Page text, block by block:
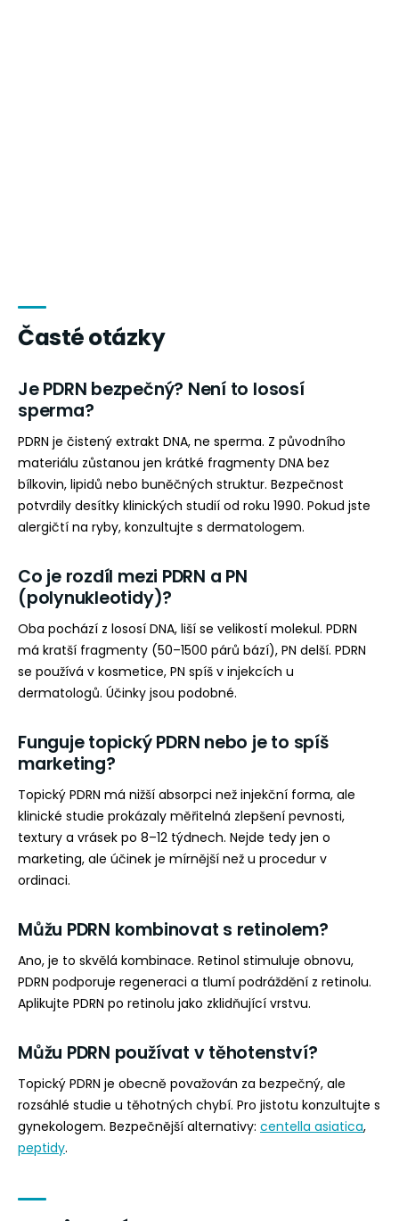
Časté otázky
Je PDRN bezpečný? Není to lososí
sperma?
PDRN je čistený extrakt DNA, ne sperma. Z původního
materiálu zůstanou jen krátké fragmenty DNA bez
bílkovin, lipidů nebo buněčných struktur. Bezpečnost
potvrdily desítky klinických studií od roku 1990. Pokud jste
alergičtí na ryby, konzultujte s dermatologem.
Co je rozdíl mezi PDRN a PN
(polynukleotidy)?
Oba pochází z lososí DNA, liší se velikostí molekul. PDRN
má kratší fragmenty (50–1500 párů bází), PN delší. PDRN
se používá v kosmetice, PN spíš v injekcích u
dermatologů. Účinky jsou podobné.
Funguje topický PDRN nebo je to spíš
marketing?
Topický PDRN má nižší absorpci než injekční forma, ale
klinické studie prokázaly měřitelná zlepšení pevnosti,
textury a vrásek po 8–12 týdnech. Nejde tedy jen o
marketing, ale účinek je mírnější než u procedur v
ordinaci.
Můžu PDRN kombinovat s retinolem?
Ano, je to skvělá kombinace. Retinol stimuluje obnovu,
PDRN podporuje regeneraci a tlumí podráždění z retinolu.
Aplikujte PDRN po retinolu jako zklidňující vrstvu.
Můžu PDRN používat v těhotenství?
Topický PDRN je obecně považován za bezpečný, ale
rozsáhlé studie u těhotných chybí. Pro jistotu konzultujte s
gynekologem. Bezpečnější alternativy: centella asiatica,
peptidy.